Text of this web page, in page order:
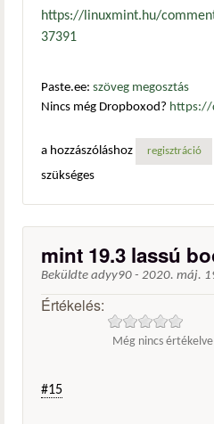
https://linuxmint.hu/
37391
Paste.ee: szöveg megosztás
Nincs még Dropboxod? https://
a hozzászóláshoz
regisztráció
szükséges
mint 19.3 lassú
Beküldte adyy90 - 2020. máj.
Értékelés:
Még nincs értékelve
#15